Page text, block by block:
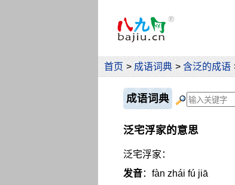
首页 > 成语词典 > 含泛的成语
成语词典
泛宅浮家的意思
泛宅浮家：
发音：fàn zhái fú jiā